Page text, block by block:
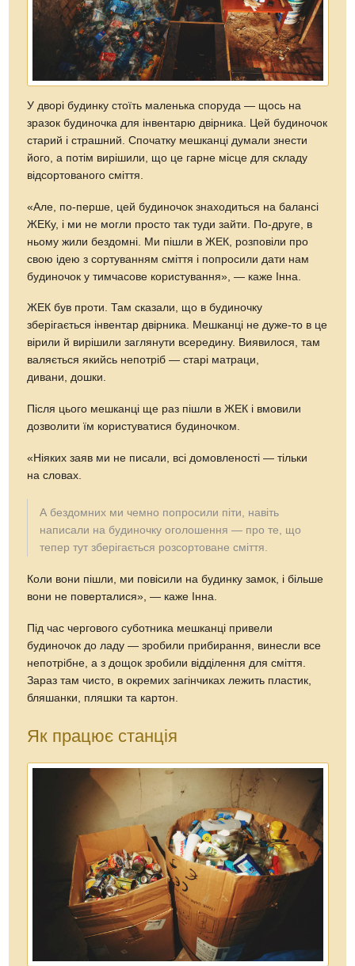
У дворі будинку стоїть маленька споруда — щось на
зразок будиночка для інвентарю двірника. Цей будиночок
старий і страшний. Спочатку мешканці думали знести
його, а потім вирішили, що це гарне місце для складу
відсортованого сміття.
«Але, по-перше, цей будиночок знаходиться на балансі
ЖЕКу, і ми не могли просто так туди зайти. По-друге, в
ньому жили бездомні. Ми пішли в ЖЕК, розповіли про
свою ідею з сортуванням сміття і попросили дати нам
будиночок у тимчасове користування», — каже Інна.
ЖЕК був проти. Там сказали, що в будиночку
зберігається інвентар двірника. Мешканці недуже-то в це
вірили й вирішили заглянути всередину. Виявилося, там
валяється якийсь непотріб — старі матраци,
дивани, дошки.
Після цього мешканці ще раз пішли в ЖЕК і вмовили
дозволити їм користуватися будиночком.
«Ніяких заяв ми не писали, всі домовленості — тільки
на словах.
А бездомних ми чемно попросили піти, навіть
написали на будиночку оголошення — про те, що
тепер тут зберігається розсортоване сміття.
Коли вони пішли, ми повісили на будинку замок, і більше
вони не поверталися», — каже Інна.
Під час чергового суботника мешканці привели
будиночок до ладу — зробили прибирання, винесли все
непотрібне, а з дощок зробили відділення для сміття.
Зараз там чисто, в окремих загінчиках лежить пластик,
бляшанки, пляшки та картон.
Як працює станція